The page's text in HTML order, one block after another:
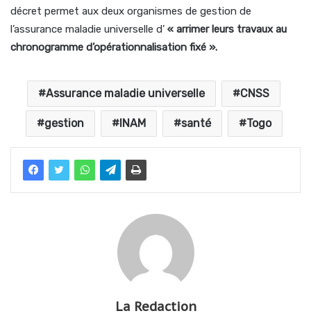
décret permet aux deux organismes de gestion de
l’assurance maladie universelle d’ « arrimer leurs travaux au
chronogramme d’opérationnalisation fixé ».
Assurance maladie universelle CNSS
gestion INAM santé Togo
La Redaction